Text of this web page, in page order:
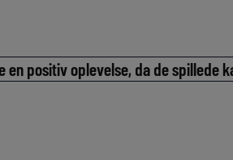
en positiv oplevelse, da de spillede